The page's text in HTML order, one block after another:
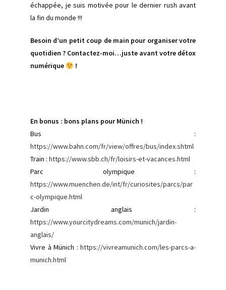
échappée, je suis motivée pour le dernier rush avant
la fin du monde !!!
Besoin d’un petit coup de main pour organiser votre
quotidien ? Contactez-moi…juste avant votre détox
numérique
!
En bonus : bons plans pour Münich !
Bus :
https://www.bahn.com/fr/view/offres/bus/index.shtml
Train : https://www.sbb.ch/fr/loisirs-et-vacances.html
Parc olympique :
https://www.muenchen.de/int/fr/curiosites/parcs/par
c-olympique.html
Jardin anglais :
https://www.yourcitydreams.com/munich/jardin-
anglais/
Vivre à Münich : https://vivreamunich.com/les-parcs-a-
munich.html